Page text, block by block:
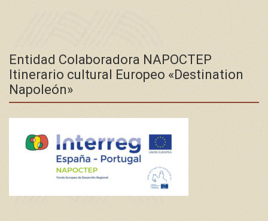
Entidad Colaboradora NAPOCTEP
Itinerario cultural Europeo «Destination
Napoleón»